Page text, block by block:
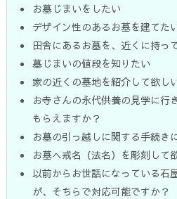
お墓じまいをしたい
デザイン性のあるお墓を建てた
田舎にあるお墓を、近くに持っ
墓じまいの値段を知りたい
家の近くの墓地を紹介して欲し
お寺さんの永代供養の見学に行
もらえますか？
お墓の引っ越しに関する手続き
お墓へ戒名（法名）を彫刻して
以前からお世話になっている石
が、そちらで対応可能ですか？